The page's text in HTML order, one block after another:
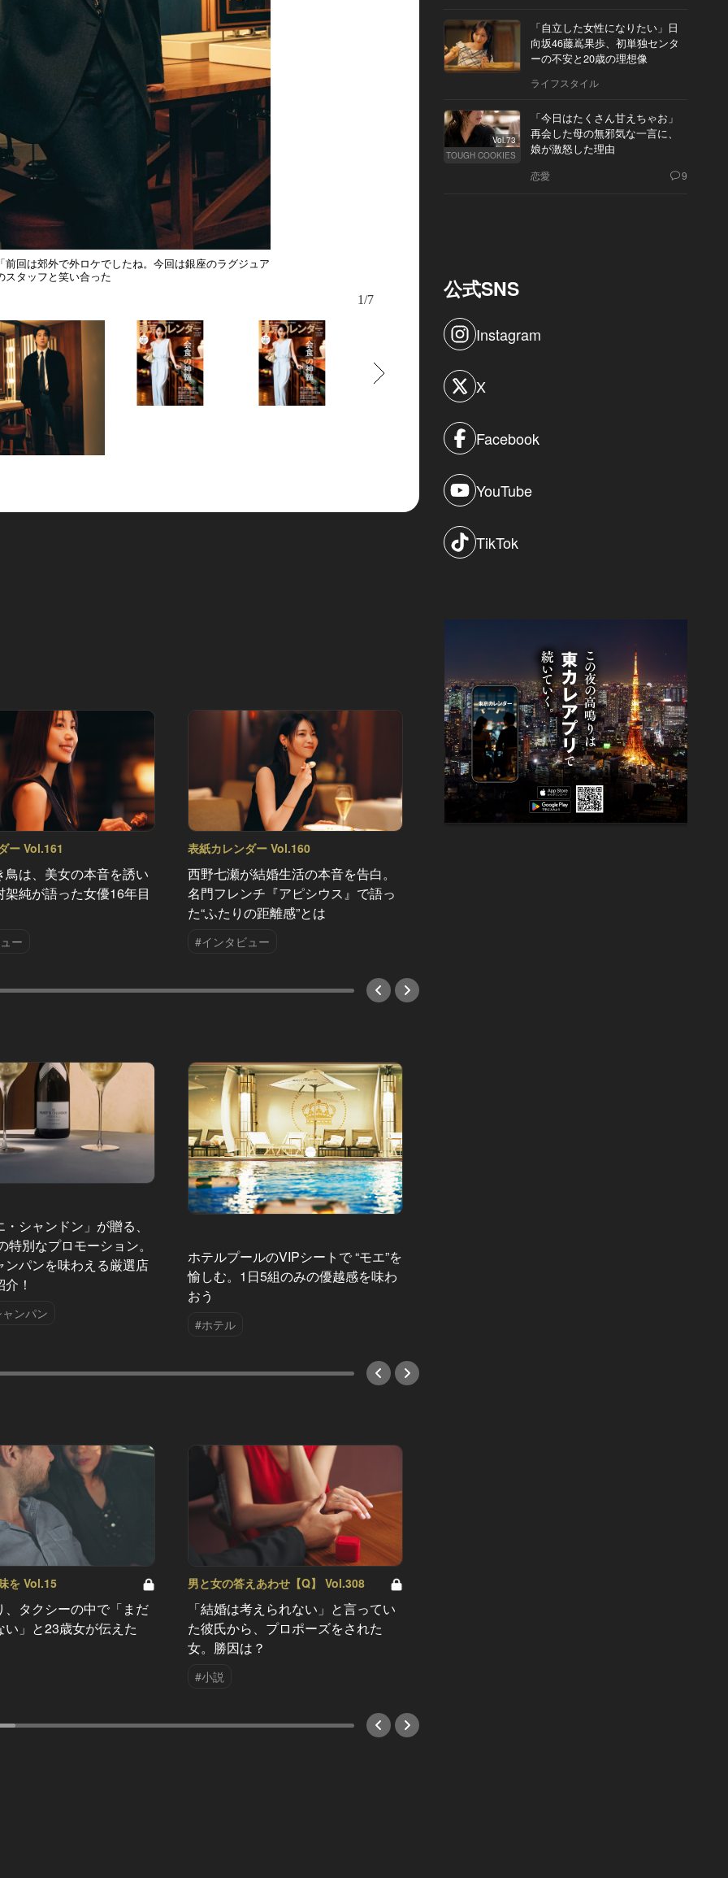
回は郊外で外ロケでしたね。今回は銀座のラグジュア
スタッフと笑い合った
全長約７mのバーカウンターをバックに高身長のふたりが並ぶとこの迫力。「667 エスプ
ソマティーニ」（￥2,750／サ別）を持つ水上さんに対し、少し照れた表情で「イチゴの
テル」（￥1,980／サ別）を手に、照れながらもクールに決めてくれたユンホさんだった
1/7
ー Vol.161
鳥は、美女の本音を誘い
架純が語った女優16年目
ー
表紙カレンダー Vol.160
西野七瀬が結婚生活の本音を告白。
名門フレンチ『アピシウス』で語っ
た“ふたりの距離感”とは
#インタビュー
シャンドン」が贈る、
特別なプロモーション。
ンパンを味わえる厳選店
！
ンパン
ホテルプールのVIPシートで “モエ”を
愉しむ。1日5組のみの優越感を味わ
おう
#ホテル
を Vol.15
、タクシーの中で「まだ
い」と23歳女が伝えた
男と女の答えあわせ【Q】 Vol.308
「結婚は考えられない」と言ってい
た彼氏から、プロポーズをされた
女。勝因は？
#小説
「自立した女性になりたい」日
向坂46藤嶌果歩、初単独センタ
ーの不安と20歳の理想像
ライフスタイル
Vol.73
TOUGH COOKIES
「今日はたくさん甘えちゃお」
再会した母の無邪気な一言に、
娘が激怒した理由
恋愛 9
公式SNS
Instagram
X
Facebook
YouTube
TikTok